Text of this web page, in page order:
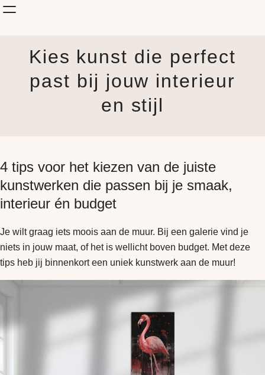
Onderwerp
KunstStijl
Albums
Blog
Kies kunst die perfect
past bij jouw interieur
en stijl
4 tips voor het kiezen van de juiste
kunstwerken die passen bij je smaak,
interieur én budget
Je wilt graag iets moois aan de muur. Bij een galerie vind je
niets in jouw maat, of het is wellicht boven budget. Met deze
tips heb jij binnenkort een uniek kunstwerk aan de muur!